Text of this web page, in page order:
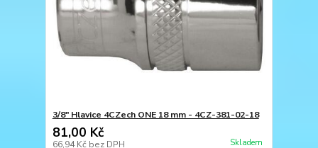
3/8" Hlavice 4CZech ONE 18 mm - 4CZ-381-02-18
81,00 Kč
66,94 Kč bez DPH Skladem